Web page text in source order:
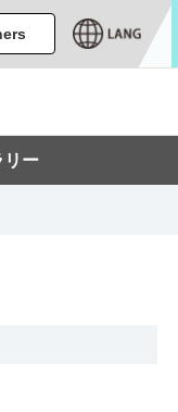
アクセス
リー